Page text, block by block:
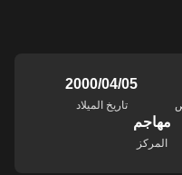
05‏/04‏/2000
تاريخ الميلاد
مهاجم
المركز